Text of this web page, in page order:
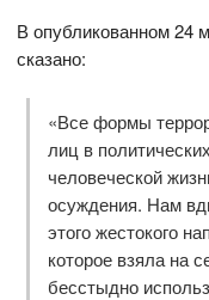
В опубликованном 24
сказано:
«Все формы
лиц в
человеческой
осуждения. Нам
этого жестокого
которое взяла на
бесстыдно